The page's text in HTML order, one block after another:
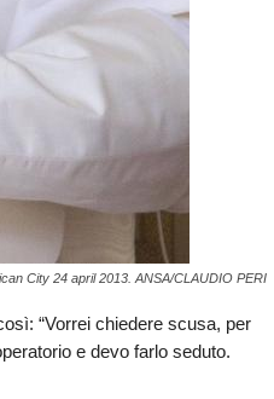
City 24 april 2013. ANSA/CLAUDIO PERI
“Vorrei chiedere scusa, per
e devo farlo seduto.